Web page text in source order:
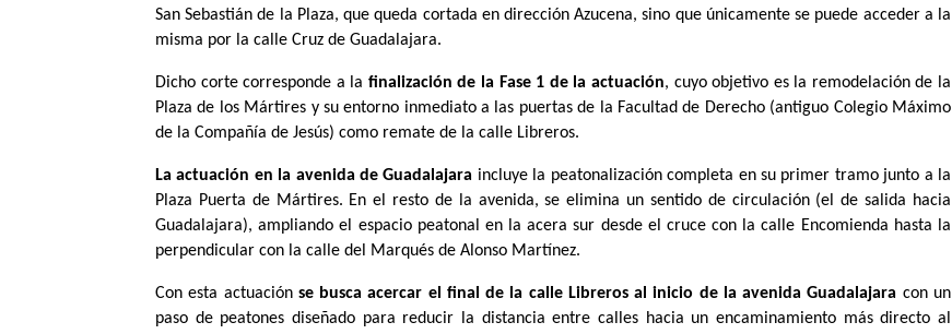
San Sebastián de la Plaza, que queda cortada en dirección Azucena, sino que únicamente se puede acceder a la
misma por la calle Cruz de Guadalajara.
Dicho corte corresponde a la finalización de la Fase 1 de la actuación, cuyo objetivo es la remodelación de la
Plaza de los Mártires y su entorno inmediato a las puertas de la Facultad de Derecho (antiguo Colegio Máximo
de la Compañía de Jesús) como remate de la calle Libreros.
La actuación en la avenida de Guadalajara incluye la peatonalización completa en su primer tramo junto a la
Plaza Puerta de Mártires. En el resto de la avenida, se elimina un sentido de circulación (el de salida hacia
Guadalajara), ampliando el espacio peatonal en la acera sur desde el cruce con la calle Encomienda hasta la
perpendicular con la calle del Marqués de Alonso Martínez.
Con esta actuación se busca acercar el final de la calle Libreros al inicio de la avenida Guadalajara con un
paso de peatones diseñado para reducir la distancia entre calles hacia un encaminamiento más directo al